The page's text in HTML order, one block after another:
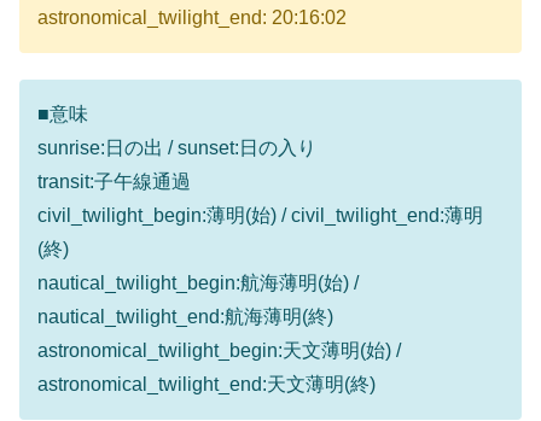
astronomical_twilight_end: 20:16:02
■意味
sunrise:日の出 / sunset:日の入り
transit:子午線通過
civil_twilight_begin:薄明(始) / civil_twilight_end:薄明
(終)
nautical_twilight_begin:航海薄明(始) /
nautical_twilight_end:航海薄明(終)
astronomical_twilight_begin:天文薄明(始) /
astronomical_twilight_end:天文薄明(終)